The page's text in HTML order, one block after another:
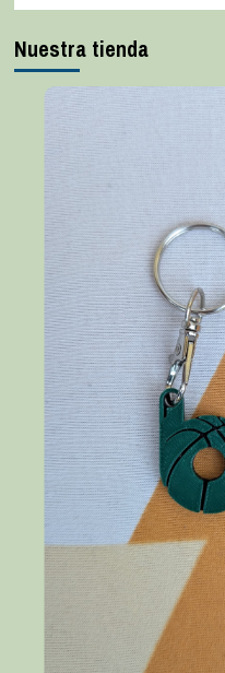
Nuestra tienda